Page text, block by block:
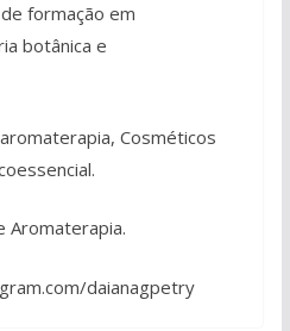
formação em
botânica e
Cosméticos
Aromaterapia.
daianagpetry